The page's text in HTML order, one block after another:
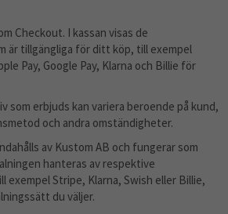
Checkout. I kassan visas de
är tillgängliga för ditt köp, till exempel
Pay, Google Pay, Klarna och Billie för
som erbjuds kan variera beroende på kund,
och andra omständigheter.
av Kustom AB och fungerar som
hanteras av respektive
Stripe, Klarna, Swish eller Billie,
du väljer.